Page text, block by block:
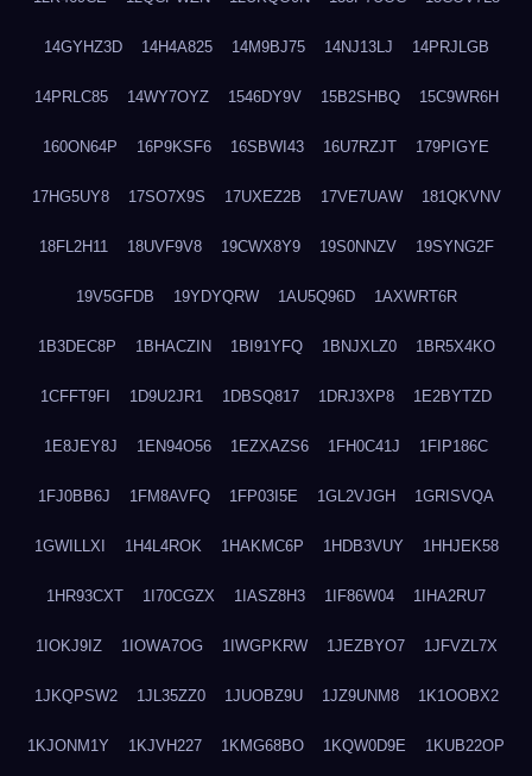
14GYHZ3D 14H4A825 14M9BJ75 14NJ13LJ 14PRJLGB
14PRLC85 14WY7OYZ 1546DY9V 15B2SHBQ 15C9WR6H
160ON64P 16P9KSF6 16SBWI43 16U7RZJT 179PIGYE
17HG5UY8 17SO7X9S 17UXEZ2B 17VE7UAW 181QKVNV
18FL2H11 18UVF9V8 19CWX8Y9 19S0NNZV 19SYNG2F
19V5GFDB 19YDYQRW 1AU5Q96D 1AXWRT6R
1B3DEC8P 1BHACZIN 1BI91YFQ 1BNJXLZ0 1BR5X4KO
1CFFT9FI 1D9U2JR1 1DBSQ817 1DRJ3XP8 1E2BYTZD
1E8JEY8J 1EN94O56 1EZXAZS6 1FH0C41J 1FIP186C
1FJ0BB6J 1FM8AVFQ 1FP03I5E 1GL2VJGH 1GRISVQA
1GWILLXI 1H4L4ROK 1HAKMC6P 1HDB3VUY 1HHJEK58
1HR93CXT 1I70CGZX 1IASZ8H3 1IF86W04 1IHA2RU7
1IOKJ9IZ 1IOWA7OG 1IWGPKRW 1JEZBYO7 1JFVZL7X
1JKQPSW2 1JL35ZZ0 1JUOBZ9U 1JZ9UNM8 1K1OOBX2
1KJONM1Y 1KJVH227 1KMG68BO 1KQW0D9E 1KUB22OP